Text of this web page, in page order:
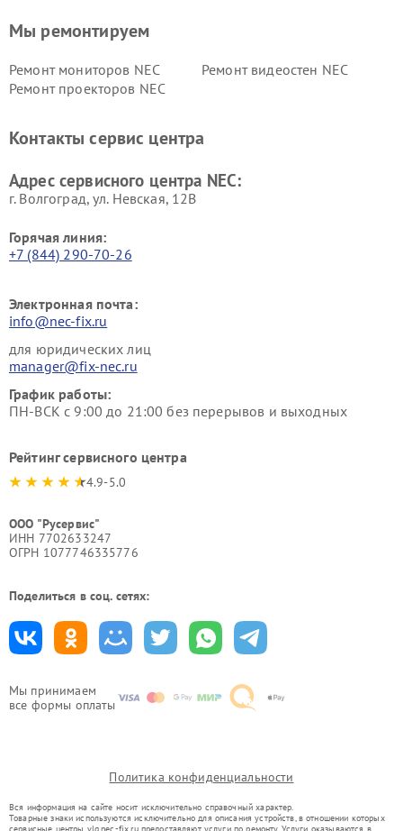
Мы принимаем
все формы оплаты
Мы ремонтируем
Ремонт мониторов NEC
Ремонт видеостен NEC
Ремонт проекторов NEC
Контакты сервис центра
Адрес сервисного центра NEC:
г. Волгоград, ул. Невская, 12В
Горячая линия:
+7 (844) 290-70-26
Электронная почта:
info@nec-fix.ru
для юридических лиц
manager@fix-nec.ru
График работы:
ПН-ВСК с 9:00 до 21:00 без перерывов и выходных
Рейтинг сервисного центра
4.9-5.0
ООО "Русервис"
ИНН 7702633247
ОГРН 1077746335776
Поделиться в соц. сетях:
Политика конфиденциальности
Вся информация на сайте носит исключительно справочный характер.
Товарные знаки используются исключительно для описания устройств, в отношении которых